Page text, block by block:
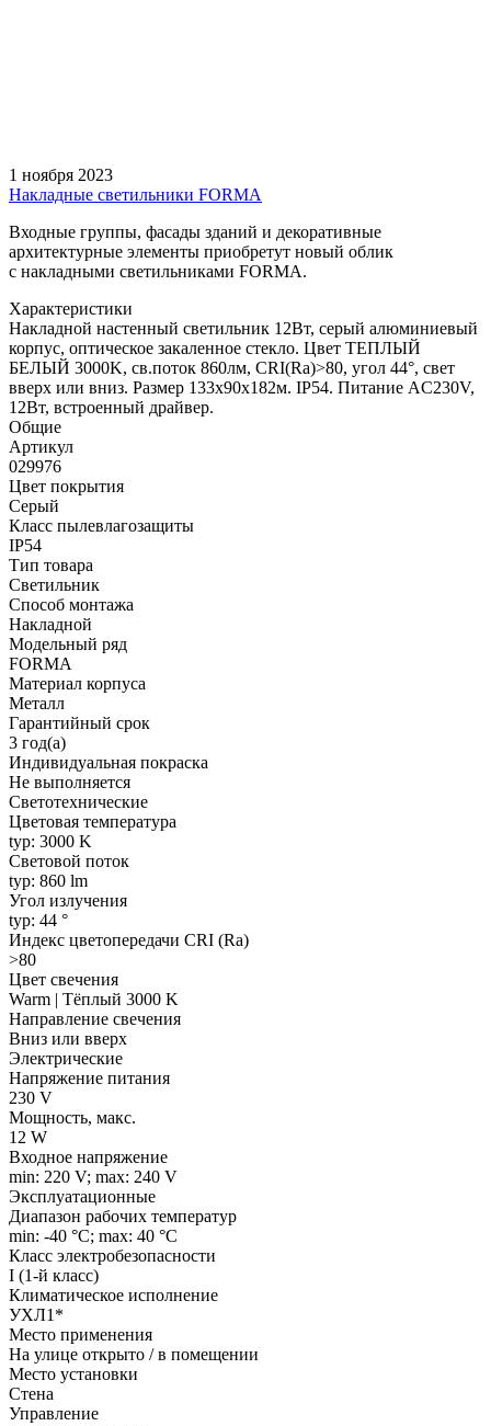
1 ноября 2023
Накладные светильники FORMA
Входные группы, фасады зданий и декоративные
архитектурные элементы приобретут новый облик
с накладными светильниками FORMA.
Характеристики
Накладной настенный светильник 12Вт, серый алюминиевый
корпус, оптическое закаленное стекло. Цвет ТЕПЛЫЙ
БЕЛЫЙ 3000K, св.поток 860лм, CRI(Ra)>80, угол 44°, свет
вверх или вниз. Размер 133x90x182м. IP54. Питание AC230V,
12Вт, встроенный драйвер.
Общие
Артикул
029976
Цвет покрытия
Серый
Класс пылевлагозащиты
IP54
Тип товара
Светильник
Способ монтажа
Накладной
Модельный ряд
FORMA
Материал корпуса
Металл
Гарантийный срок
3 год(а)
Индивидуальная покраска
Не выполняется
Светотехнические
Цветовая температура
typ: 3000 K
Световой поток
typ: 860 lm
Угол излучения
typ: 44 °
Индекс цветопередачи CRI (Ra)
>80
Цвет свечения
Warm | Тёплый 3000 K
Направление свечения
Вниз или вверх
Электрические
Напряжение питания
230 V
Мощность, макс.
12 W
Входное напряжение
min: 220 V; max: 240 V
Эксплуатационные
Диапазон рабочих температур
min: -40 °C; max: 40 °C
Класс электробезопасности
I (1-й класс)
Климатическое исполнение
УХЛ1*
Место применения
На улице открыто / в помещении
Место установки
Стена
Управление